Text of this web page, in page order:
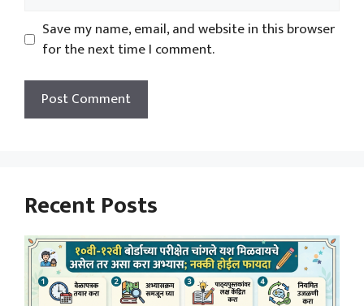
Save my name, email, and website in this browser
for the next time I comment.
Recent Posts